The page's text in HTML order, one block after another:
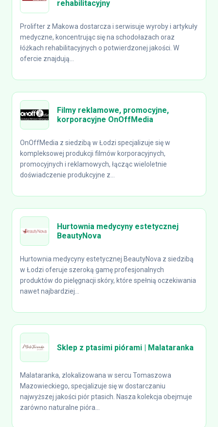
rehabilitacyjny
Prolifter z Makowa dostarcza i serwisuje wyroby i artykuły
medyczne, koncentrując się na schodołazach oraz
łóżkach rehabilitacyjnych o potwierdzonej jakości. W
ofercie znajdują...
Filmy reklamowe, promocyjne,
korporacyjne OnOffMedia
OnOffMedia z siedzibą w Łodzi specjalizuje się w
kompleksowej produkcji filmów korporacyjnych,
promocyjnych i reklamowych, łącząc wieloletnie
doświadczenie produkcyjne z...
Hurtownia medycyny estetycznej
BeautyNova
Hurtownia medycyny estetycznej BeautyNova z siedzibą
w Łodzi oferuje szeroką gamę profesjonalnych
produktów do pielęgnacji skóry, które spełnią oczekiwania
nawet najbardziej...
Sklep z ptasimi piórami | Malataranka
Malataranka, zlokalizowana w sercu Tomaszowa
Mazowieckiego, specjalizuje się w dostarczaniu
najwyższej jakości piór ptasich. Nasza kolekcja obejmuje
zarówno naturalne pióra...